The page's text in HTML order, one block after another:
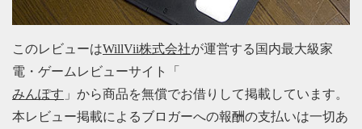
このレビューはWillVii株式会社が運営する国内最大級家
電・ゲームレビューサイト「
みんぽす 」から商品を無償でお借りして掲載しています。
本レビュー掲載によるブロガーへの報酬の支払いは一切あ